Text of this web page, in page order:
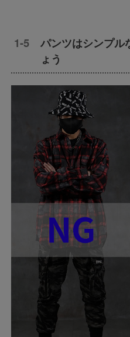
パンツはシンプル
ょう